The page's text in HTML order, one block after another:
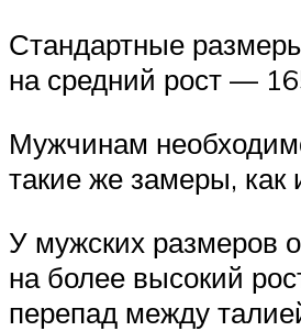
Стандартные
на средний рост —
Мужчинам
такие же замеры,
У мужских размеров
на более высокий
перепад между